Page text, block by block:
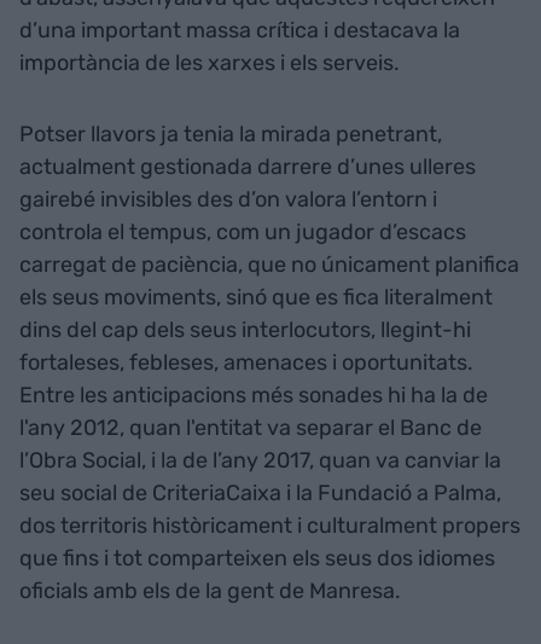
d’una important massa crítica i destacava la
importància de les xarxes i els serveis.
Potser llavors ja tenia la mirada penetrant,
actualment gestionada darrere d’unes ulleres
gairebé invisibles des d’on valora l’entorn i
controla el tempus, com un jugador d’escacs
carregat de paciència, que no únicament planifica
els seus moviments, sinó que es fica literalment
dins del cap dels seus interlocutors, llegint-hi
fortaleses, febleses, amenaces i oportunitats.
Entre les anticipacions més sonades hi ha la de
l'any 2012, quan l'entitat va separar el Banc de
l’Obra Social, i la de l’any 2017, quan va canviar la
seu social de CriteriaCaixa i la Fundació a Palma,
dos territoris històricament i culturalment propers
que fins i tot comparteixen els seus dos idiomes
oficials amb els de la gent de Manresa.